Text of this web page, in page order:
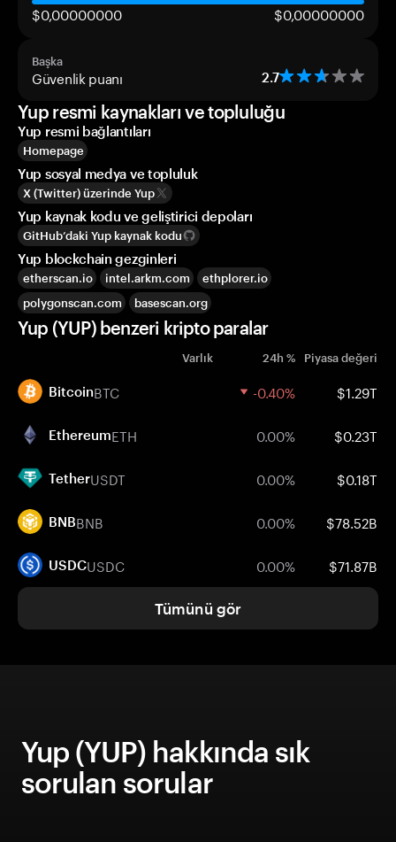
$0,00000000 $0,00000000
Başka
Güvenlik puanı 2.7
Yup resmi kaynakları ve topluluğu
Yup resmi bağlantıları
Homepage
Yup sosyal medya ve topluluk
X (Twitter) üzerinde Yup
Yup kaynak kodu ve geliştirici depoları
GitHub’daki Yup kaynak kodu
Yup blockchain gezginleri
etherscan.io intel.arkm.com
ethplorer.io
polygonscan.com
basescan.org
Yup (YUP) benzeri kripto paralar
Varlık 24h % Piyasa değeri
BitcoinBTC -0.40% $1.29T
EthereumETH 0.00% $0.23T
TetherUSDT 0.00% $0.18T
BNBBNB 0.00% $78.52B
USDCUSDC 0.00% $71.87B
Tümünü gör
Yup (YUP) hakkında sık
sorulan sorular